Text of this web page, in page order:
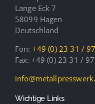
Lange Eck 7
58099 Hagen
Deutschland
Fon: +49 (0) 23 31 /
Fax: +49 (0) 23 31 /
Wichtige Links